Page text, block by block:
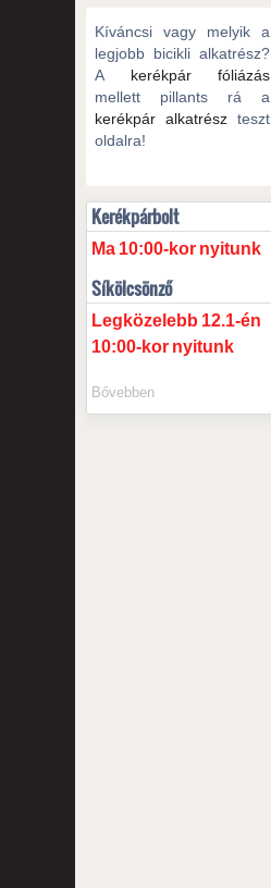
Kíváncsi vagy melyik a
legjobb bicikli alkatrész?
A kerékpár fóliázás
mellett pillants rá a
kerékpár alkatrész teszt
oldalra!
Kerékpárbolt
Ma 10:00-kor nyitunk
Síkölcsönző
Legközelebb 12.1-én
10:00-kor nyitunk
Bővebben